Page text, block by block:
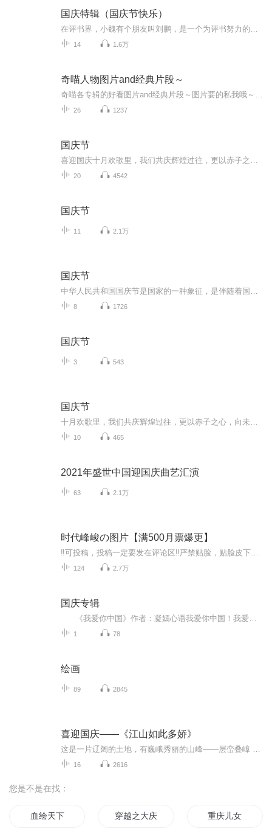
国庆特辑（国庆节快乐）
14 1.6万
奇喵人物图片and经典片段～
26 1237
国庆节
20 4542
国庆节
11 2.1万
国庆节
8 1726
国庆节
3 543
国庆节
10 465
2021年盛世中国迎国庆曲艺汇演
63 2.1万
时代峰峻の图片【满500月票爆更】
124 2.7万
国庆专辑
1 78
绘画
89 2845
喜迎国庆——《江山如此多娇》
16 2616
您是不是在找：
血绘天下 穿越之大庆帝国 重庆儿女